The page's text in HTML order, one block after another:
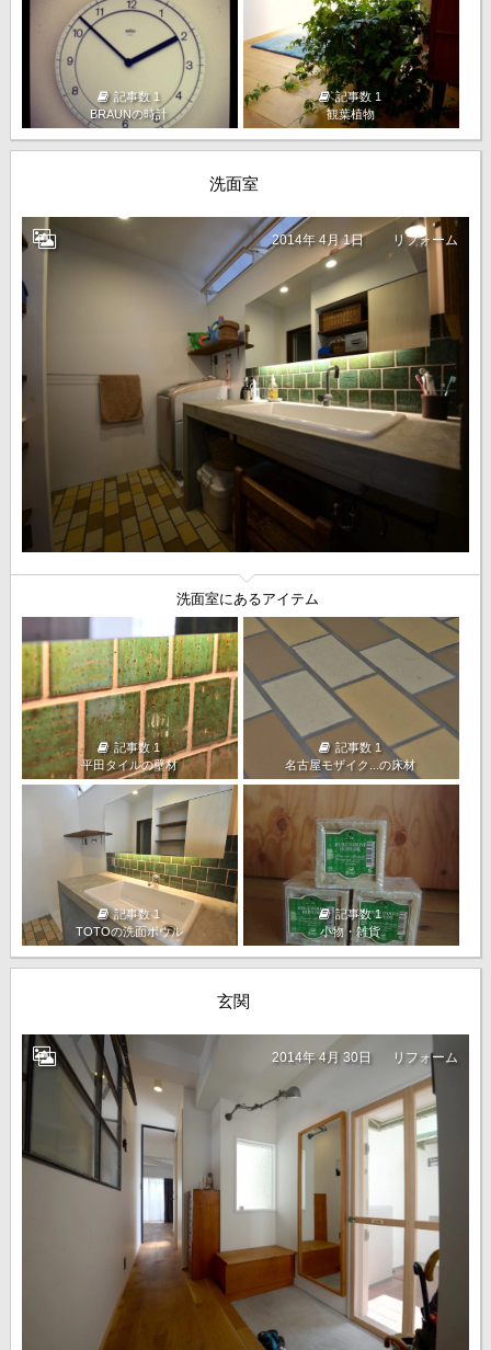
記事数 1
BRAUNの時計
記事数 1
観葉植物
洗面室
2014年 4月 1日 リフォーム
洗面室にあるアイテム
記事数 1
平田タイルの壁材
記事数 1
名古屋モザイク...の床材
記事数 1
TOTOの洗面ボウル
記事数 1
小物・雑貨
玄関
2014年 4月 30日 リフォーム